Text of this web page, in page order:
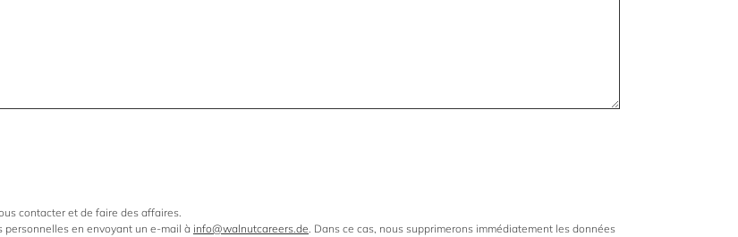
contacter et de faire des affaires.
personnelles en envoyant un e-mail à info@walnutcareers.de. Dans ce cas, nous supprimerons immédiatement les données